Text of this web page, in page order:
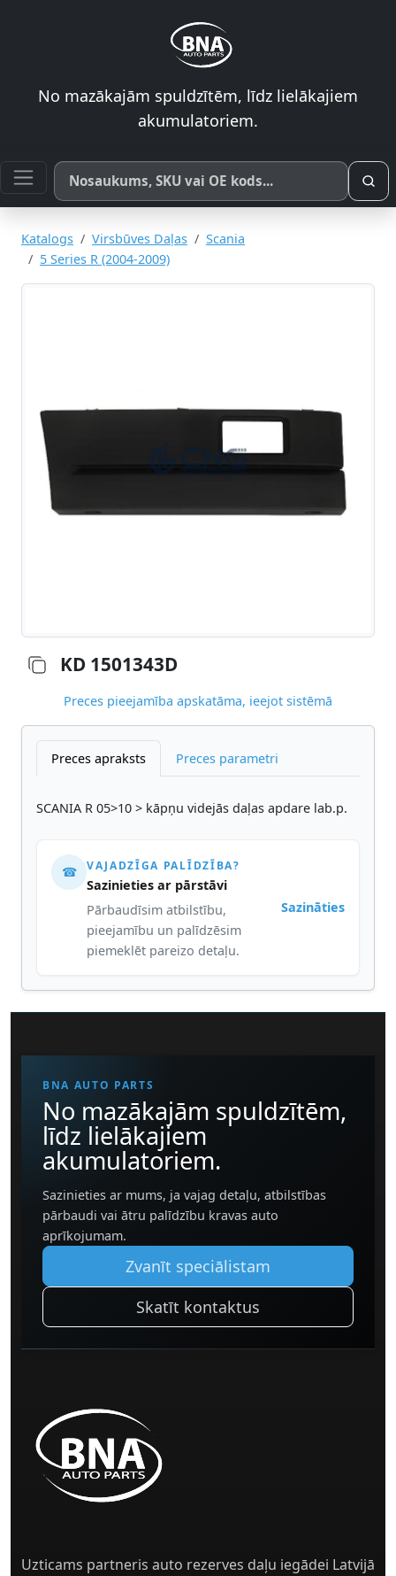
No mazākajām spuldzītēm, līdz lielākajiem
akumulatoriem.
Meklēt pēc produkta nosaukuma, SKU vai OE koda
Katalogs Virsbūves Daļas
Scania
5 Series R (2004-2009)
KD 1501343D
Preces pieejamība apskatāma, ieejot sistēmā
Preces apraksts Preces parametri
SCANIA R 05>10 > kāpņu videjās daļas apdare lab.p.
☎ VAJADZĪGA PALĪDZĪBA?
Sazinieties ar pārstāvi
Pārbaudīsim atbilstību,
pieejamību un palīdzēsim
piemeklēt pareizo detaļu.
Sazināties
BNA AUTO PARTS
No mazākajām spuldzītēm,
līdz lielākajiem
akumulatoriem.
Sazinieties ar mums, ja vajag detaļu, atbilstības
pārbaudi vai ātru palīdzību kravas auto
aprīkojumam.
Zvanīt speciālistam
Skatīt kontaktus
Uzticams partneris auto rezerves daļu iegādei Latvijā